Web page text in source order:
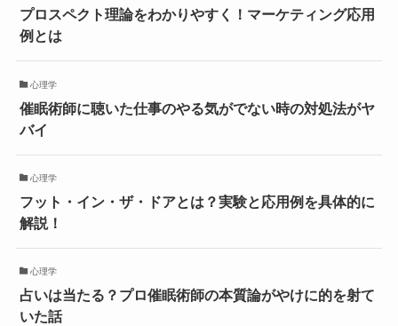
プロスペクト理論をわかりやすく！マーケティング応用
例とは
心理学
催眠術師に聴いた仕事のやる気がでない時の対処法がヤ
バイ
心理学
フット・イン・ザ・ドアとは？実験と応用例を具体的に
解説！
心理学
占いは当たる？プロ催眠術師の本質論がやけに的を射て
いた話